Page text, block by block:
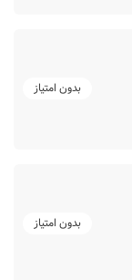
بدون امتیاز
بدون امتیاز